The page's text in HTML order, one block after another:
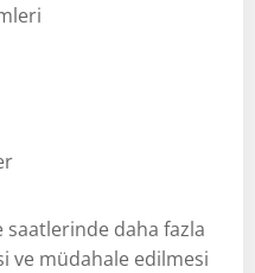
daha fazla
ve müdahale edilmesi